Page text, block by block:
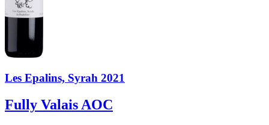
Les Epalins, Syrah 2021
Fully Valais AOC